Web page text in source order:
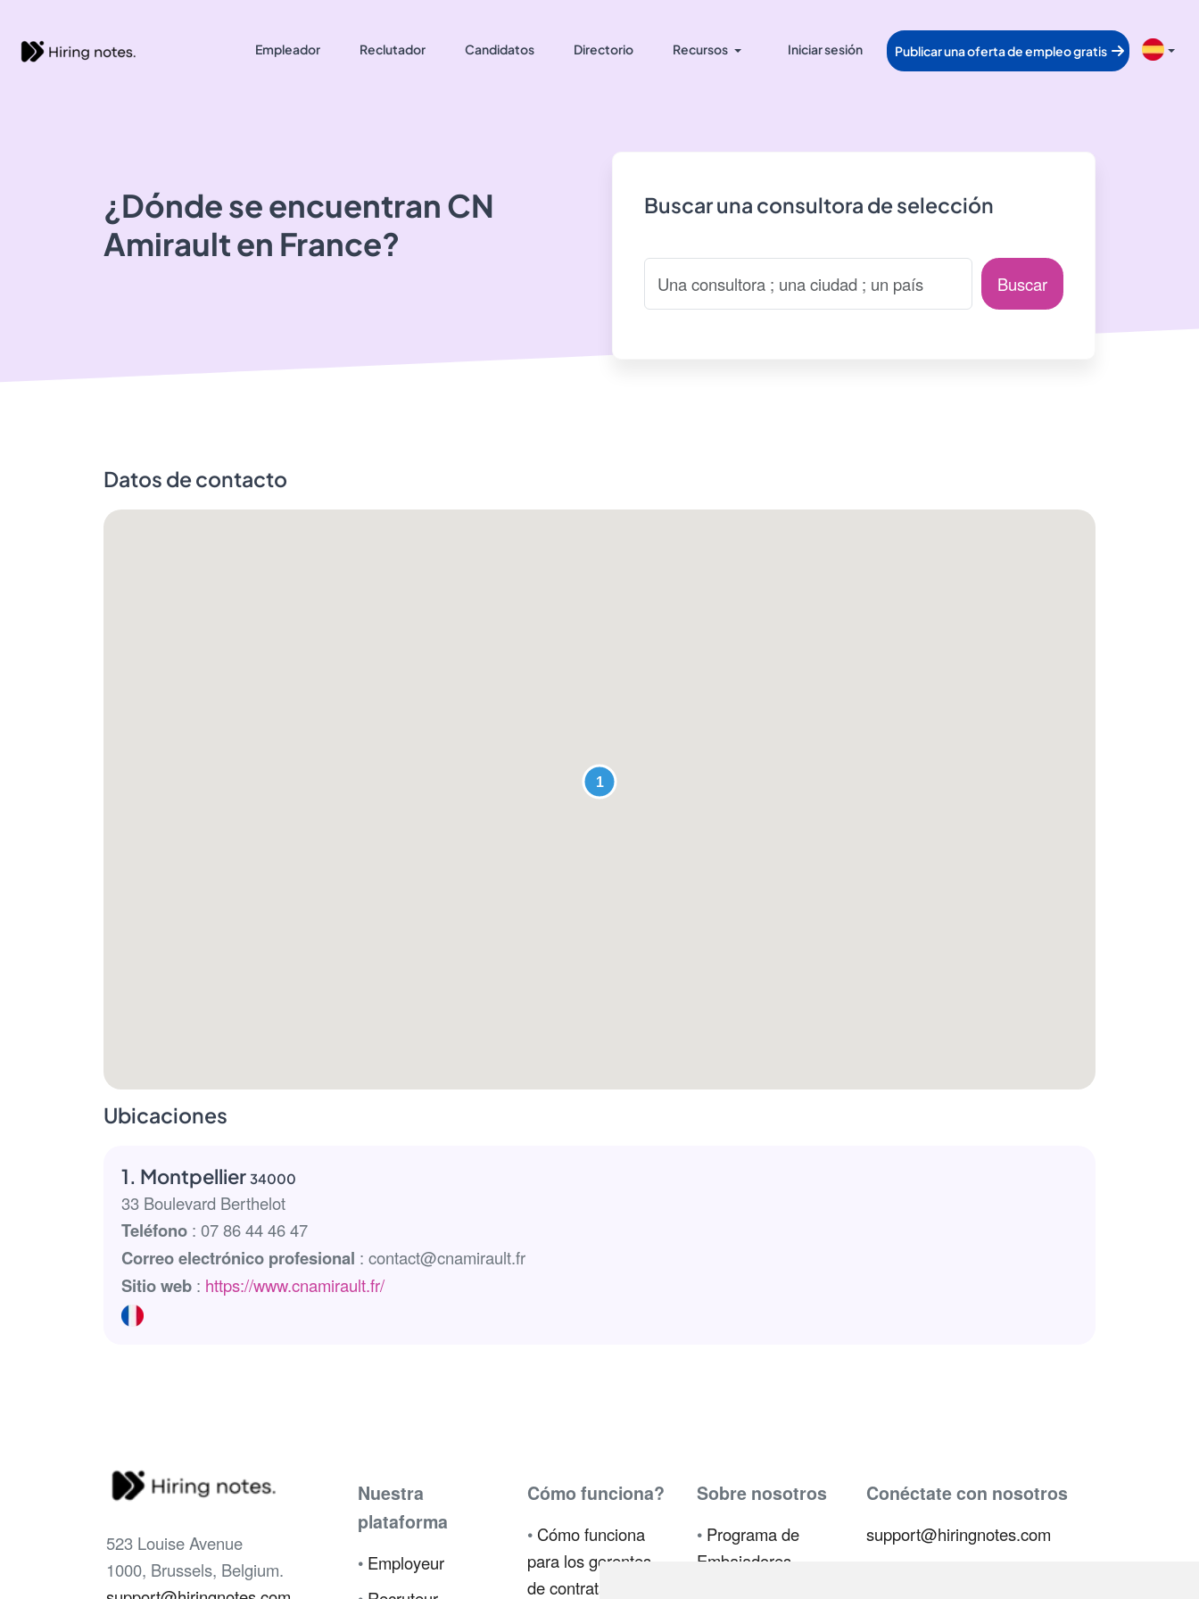
Empleador Reclutador Candidatos Directorio Recursos Iniciar sesión Publicar una oferta de empleo gratis
¿Dónde se encuentran CN
Amiraulten France?
Buscar una consultora de selección
Buscar
Datos de contacto
Ubicaciones
1. Montpellier 34000
33 Boulevard Berthelot
Teléfono: 07 86 44 46 47
Correo electrónico profesional : contact@cnamirault.fr
Sitio web: https://www.cnamirault.fr/
523 Louise Avenue
1000, Brussels, Belgium.
Nuestra
plataforma
• Employeur
Cómo funciona?
• Cómo funciona
para los gerentes
de contratación
Sobre nosotros
• Programa de
Embajadores
Conéctate con nosotros
support@hiringnotes.com